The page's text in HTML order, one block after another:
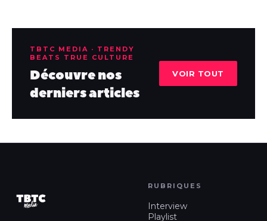
TBTC MEDIA · TRENDY
BEATS TRUE CULTURE
Découvre nos
derniers articles
VOIR TOUT
RUBRIQUES
Interview
Playlist